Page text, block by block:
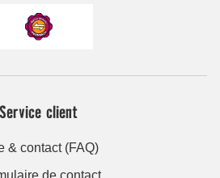
Service client
& contact (FAQ)
de contact